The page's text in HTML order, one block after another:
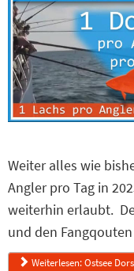
Weiter alles wie
Angler pro Tag in
weiterhin erlaubt.
und den
Weiterlesen: Ostsee